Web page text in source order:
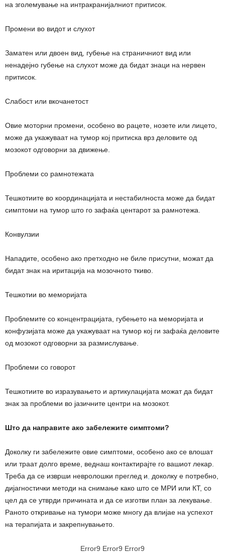
на зголемување на интракранијалниот притисок.
Промени во видот и слухот
Заматен или двоен вид, губење на страничниот вид или
ненадејно губење на слухот може да бидат знаци на нервен
притисок.
Слабост или вкочанетост
Овие моторни промени, особено во рацете, нозете или лицето,
може да укажуваат на тумор кој притиска врз деловите од
мозокот одговорни за движење.
Проблеми со рамнотежата
Тешкотиите во координацијата и нестабилноста може да бидат
симптоми на тумор што го зафаќа центарот за рамнотежа.
Конвулзии
Нападите, особено ако претходно не биле присутни, можат да
бидат знак на иритација на мозочното ткиво.
Тешкотии во меморијата
Проблемите со концентрацијата, губењето на меморијата и
конфузијата може да укажуваат на тумор кој ги зафаќа деловите
од мозокот одговорни за размислување.
Проблеми со говорот
Тешкотиите во изразувањето и артикулацијата можат да бидат
знак за проблеми во јазичните центри на мозокот.
Што да направите ако забележите симптоми?
Доколку ги забележите овие симптоми, особено ако се влошат
или траат долго време, веднаш контактирајте го вашиот лекар.
Треба да се изврши невролошки преглед и
доколку е потребно,
дијагностички методи на снимање како што се МРИ или КТ, со
цел да се утврди причината и да се изготви план за лекување.
Раното откривање на тумори може многу да влијае на успехот
на терапијата и закрепнувањето.
Error9 Error9 Error9